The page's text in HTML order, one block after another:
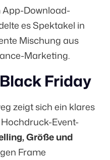
Download-
es Spektakel in
Mischung aus
Marketing.
Friday
zeigt sich ein klares
Event-
Größe und
Frame